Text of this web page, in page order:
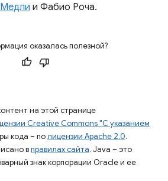
и Фабио Роча.
оказалась полезной?
на этой странице
Creative Commons "С указанием
кода – полицензии Apache 2.0.
вправилах сайта. Java – это
знак корпорации Oracle и ее